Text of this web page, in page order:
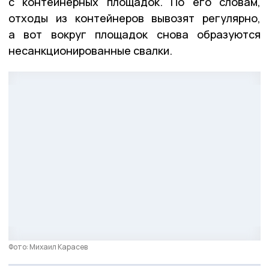
отходы из контейнеров вывозят регулярно,
а вот вокруг площадок снова образуются
несанкционированные свалки.
Фото: Михаил Карасев